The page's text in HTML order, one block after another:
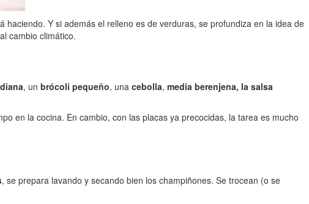
Y si además el relleno es de verduras, se profundiza en la idea de
cambio climático.
, un brócoli pequeño, una cebolla, media berenjena, la salsa
en la cocina. En cambio, con las placas ya precocidas, la tarea es mucho
, se prepara lavando y secando bien los champiñones. Se trocean (o se